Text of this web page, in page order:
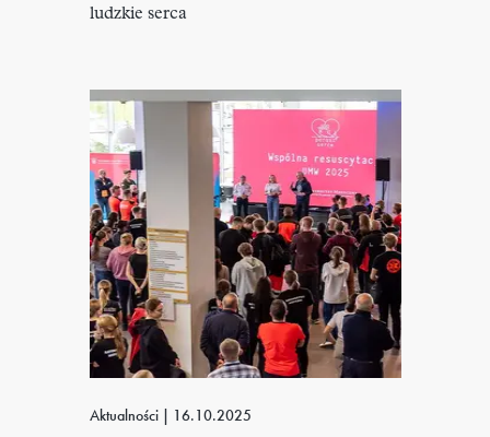
ludzkie serca
Aktualności | 16.10.2025